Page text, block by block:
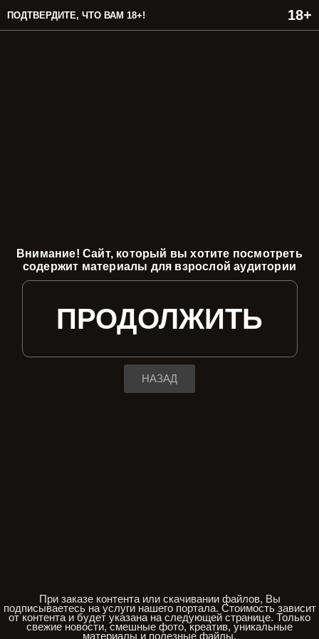
ПОДТВЕРДИТЕ, ЧТО ВАМ 18+!
Внимание! Сайт, который вы хотите посмотреть
содержит материалы для взрослой аудитории
ПРОДОЛЖИТЬ
НАЗАД
При заказе контента или скачивании файлов, Вы
подписываетесь на услуги нашего портала. Стоимость зависит
от контента и будет указана на следующей странице. Только
свежие новости, смешные фото, креатив, уникальные
материалы и полезные файлы.